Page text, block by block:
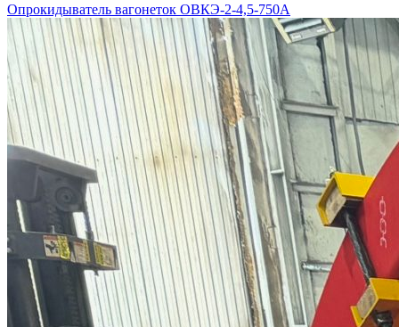
Опрокидыватель вагонеток ОВКЭ-2-4,5-750А